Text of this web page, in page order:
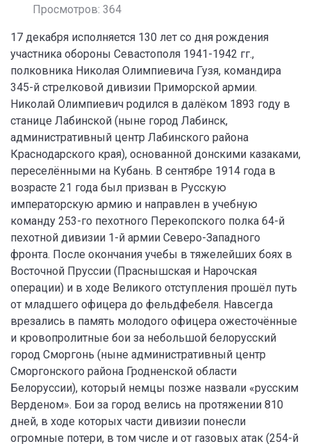
Просмотров: 364
17 декабря исполняется 130 лет со дня рождения
участника обороны Севастополя 1941-1942 гг.,
полковника Николая Олимпиевича Гузя, командира
345-й стрелковой дивизии Приморской армии.
Николай Олимпиевич родился в далёком 1893 году в
станице Лабинской (ныне город Лабинск,
административный центр Лабинского района
Краснодарского края), основанной донскими казаками,
переселёнными на Кубань. В сентябре 1914 года в
возрасте 21 года был призван в Русскую
императорскую армию и направлен в учебную
команду 253-го пехотного Перекопского полка 64-й
пехотной дивизии 1-й армии Северо-Западного
фронта. После окончания учебы в тяжелейших боях в
Восточной Пруссии (Праснышская и Нарочская
операции) и в ходе Великого отступления прошёл путь
от младшего офицера до фельдфебеля. Навсегда
врезались в память молодого офицера ожесточённые
и кровопролитные бои за небольшой белорусский
город Сморгонь (ныне административный центр
Сморгонского района Гродненской области
Белоруссии), который немцы позже назвали «русским
Верденом». Бои за город велись на протяжении 810
дней, в ходе которых части дивизии понесли
огромные потери, в том числе и от газовых атак (254-й